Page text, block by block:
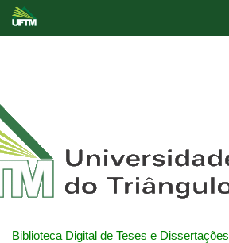
Biblioteca Digital de Teses e Dissertações